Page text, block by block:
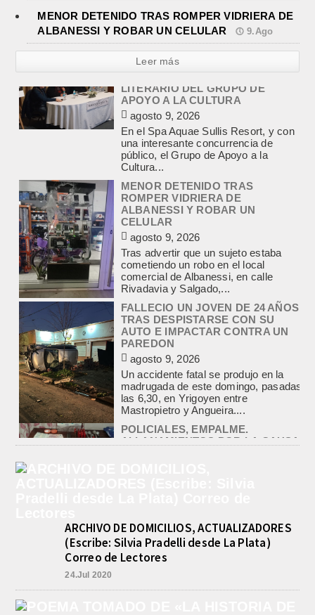
MENOR DETENIDO TRAS ROMPER VIDRIERA DE
ALBANESSI Y ROBAR UN CELULAR
9.Ago
Leer más
MENOR DETENIDO TRAS
ROMPER VIDRIERA DE
ALBANESSI Y ROBAR UN
CELULAR
agosto 9, 2026
Tras advertir que un sujeto estaba
cometiendo un robo en el local
comercial de Albanessi, en calle
Rivadavia y Salgado,...
FALLECIO UN JOVEN DE 24 AÑOS
TRAS DESPISTARSE CON SU
AUTO E IMPACTAR CONTRA UN
PAREDON
agosto 9, 2026
Un accidente fatal se produjo en la
madrugada de este domingo, pasadas
las 6,30, en Yrigoyen entre
Mastropietro y Angueira....
POLICIALES, EMPALME.
ALLANAMIENTOS POR LA CAUSA
SOBRE TENENCIA DE
ESTUPEFACIENTES PARA
COMERCIALIZACION
agosto 9, 2026
En el marco de la causa iniciada ayer
por Tenencia de Estupefacientes para
comercialización con dos detenidos,
agosto 9, 2026
Valentina Luna ganó hoy la general
de Damas del Gran Premio Ciudad de
Buenos Aires, disputado este
«RADIODEPORTES´76», SUS 50
ARCHIVO DE DOMICILIOS, ACTUALIZADORES
(Escribe: Silvia Pradelli desde La Plata)
Correo de Lectores
24.Jul 2020